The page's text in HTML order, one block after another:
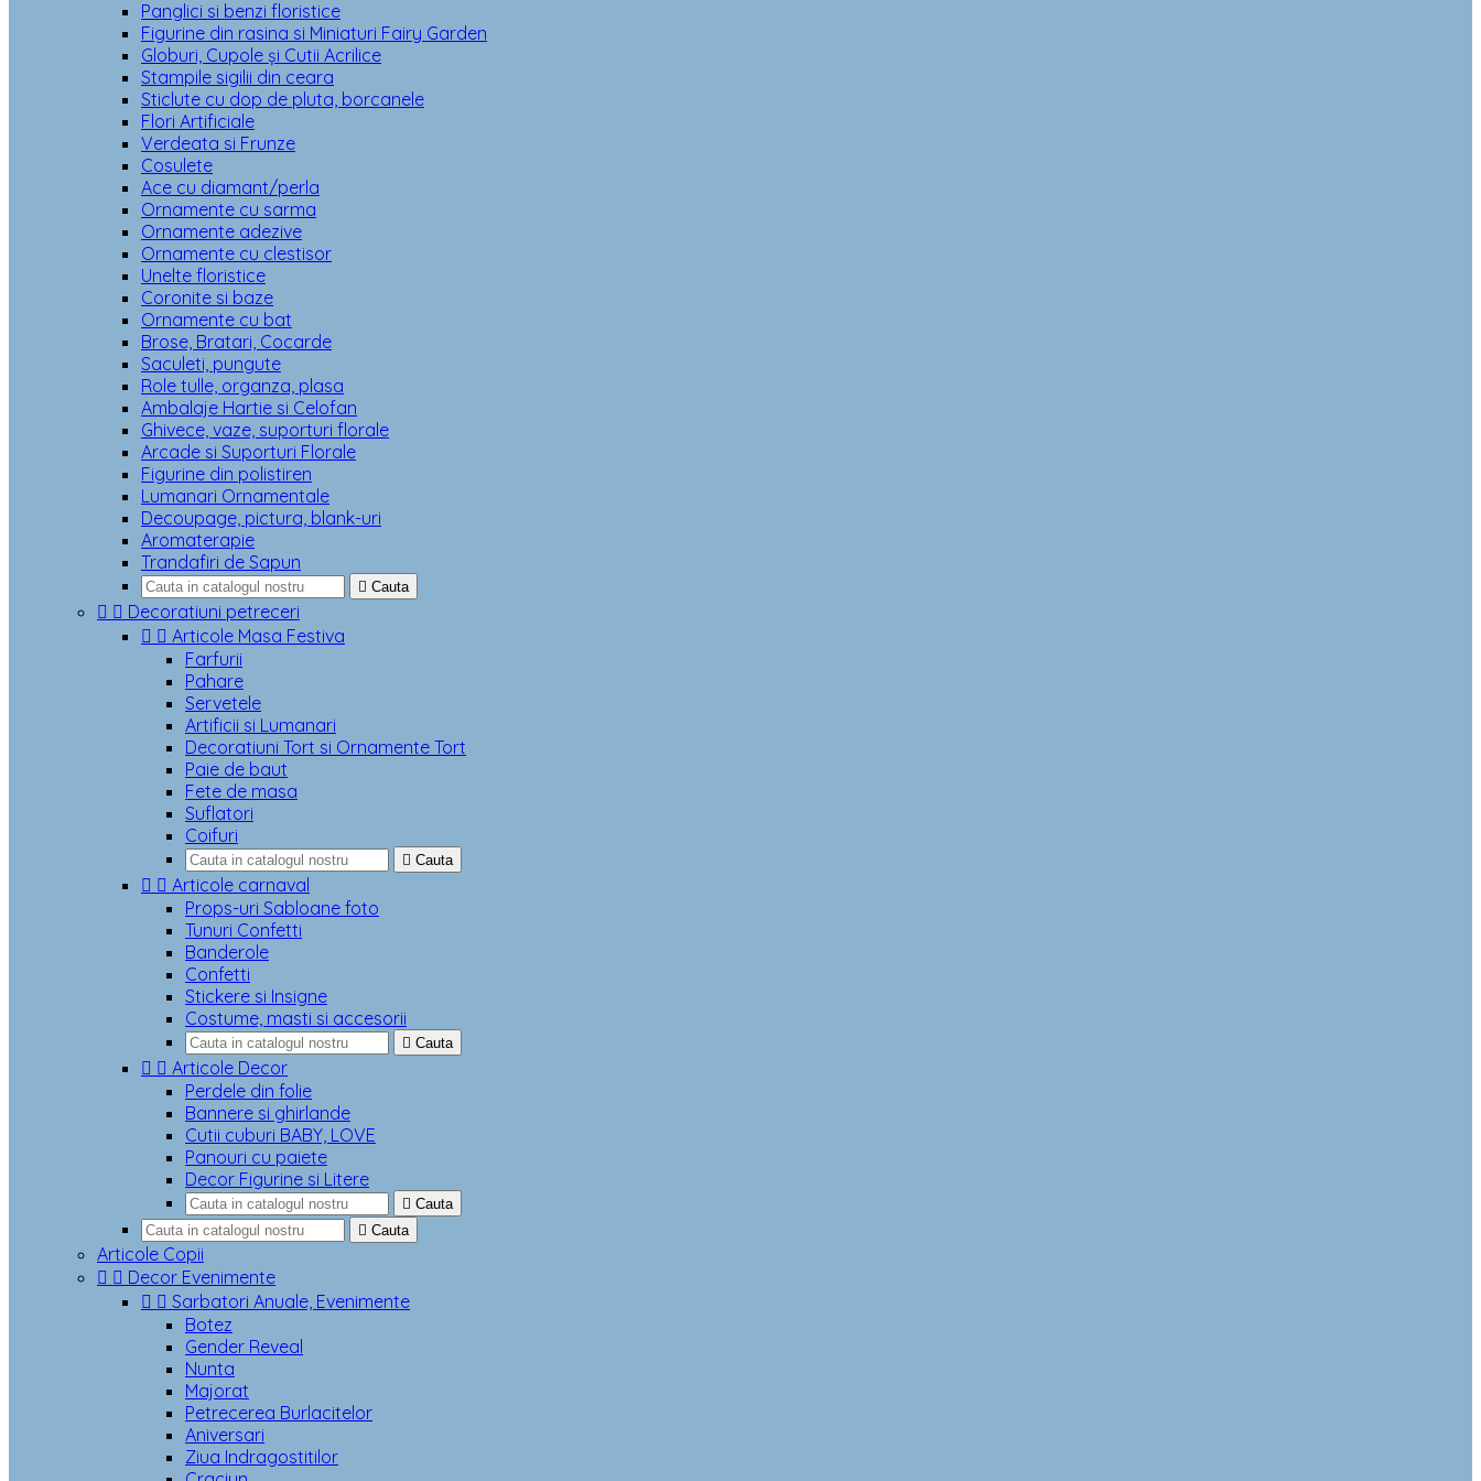
Panglici si benzi floristice
Figurine din rasina si Miniaturi Fairy Garden
Globuri, Cupole și Cutii Acrilice
Stampile sigilii din ceara
Sticlute cu dop de pluta, borcanele
Flori Artificiale
Verdeata si Frunze
Cosulete
Ace cu diamant/perla
Ornamente cu sarma
Ornamente adezive
Ornamente cu clestisor
Unelte floristice
Coronite si baze
Ornamente cu bat
Brose, Bratari, Cocarde
Saculeti, pungute
Role tulle, organza, plasa
Ambalaje Hartie si Celofan
Ghivece, vaze, suporturi florale
Arcade si Suporturi Florale
Figurine din polistiren
Lumanari Ornamentale
Decoupage, pictura, blank-uri
Aromaterapie
Trandafiri de Sapun
 Cauta
  Decoratiuni petreceri
  Articole Masa Festiva
Farfurii
Pahare
Servetele
Artificii si Lumanari
Decoratiuni Tort si Ornamente Tort
Paie de baut
Fete de masa
Suflatori
Coifuri
 Cauta
  Articole carnaval
Props-uri Sabloane foto
Tunuri Confetti
Banderole
Confetti
Stickere si Insigne
Costume, masti si accesorii
 Cauta
  Articole Decor
Perdele din folie
Bannere si ghirlande
Cutii cuburi BABY, LOVE
Panouri cu paiete
Decor Figurine si Litere
 Cauta
 Cauta
Articole Copii
  Decor Evenimente
  Sarbatori Anuale, Evenimente
Botez
Gender Reveal
Nunta
Majorat
Petrecerea Burlacitelor
Aniversari
Ziua Indragostitilor